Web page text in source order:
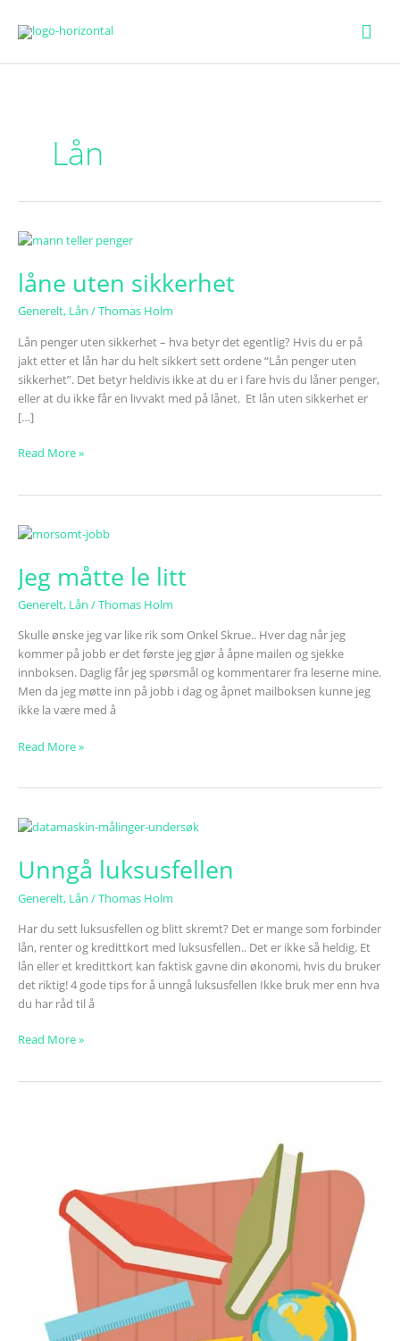
Lån
låne uten sikkerhet
Generelt, Lån /Thomas Holm
Lån penger uten sikkerhet – hva betyr det egentlig? Hvis du er på
jakt etter et lån har du helt sikkert sett ordene “Lån penger uten
sikkerhet”. Det betyr heldivis ikke at du er i fare hvis du låner penger,
eller at du ikke får en livvakt med på lånet. Et lån uten sikkerhet er
[…]
låne
sikkerhet
Read More »
Jeg måtte le litt
Generelt, Lån /Thomas Holm
Skulle ønske jeg var like rik som Onkel Skrue.. Hver dag når jeg
kommer på jobb er det første jeg gjør å åpne mailen og sjekke
innboksen. Daglig får jeg spørsmål og kommentarer fra leserne mine.
Men da jeg møtte inn på jobb i dag og åpnet mailboksen kunne jeg
ikke la være med å
Jeg
le
litt
Read More »
Unngå luksusfellen
Generelt, Lån /Thomas Holm
Har du sett luksusfellen og blitt skremt? Det er mange som forbinder
lån, renter og kredittkort med luksusfellen.. Det er ikke så heldig. Et
lån eller et kredittkort kan faktisk gavne din økonomi, hvis du bruker
det riktig! 4 gode tips for å unngå luksusfellen Ikke bruk mer enn hva
du har råd til å
Unngå
Read More »